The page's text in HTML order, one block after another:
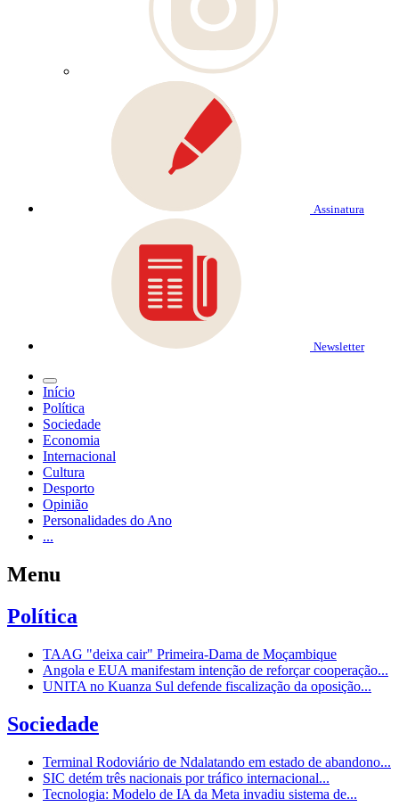
Assinatura
Newsletter
Início
Política
Sociedade
Economia
Internacional
Cultura
Desporto
Opinião
Personalidades do Ano
...
Menu
Política
TAAG "deixa cair" Primeira-Dama de Moçambique
Angola e EUA manifestam intenção de reforçar cooperação...
UNITA no Kuanza Sul defende fiscalização da oposição...
Sociedade
Terminal Rodoviário de Ndalatando em estado de abandono...
SIC detém três nacionais por tráfico internacional...
Tecnologia: Modelo de IA da Meta invadiu sistema de...